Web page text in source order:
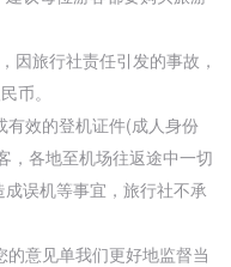
因旅行社责任引发的事故，
币。
有效的登机证件(成人身份
，各地至机场往返途中一切
误机等事宜，旅行社不承
意见单我们更好地监督当